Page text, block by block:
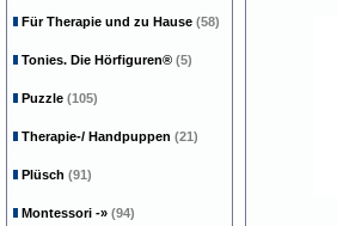
Für Therapie und zu Hause (58)
Tonies. Die Hörfiguren® (5)
Puzzle (105)
Therapie-/ Handpuppen (21)
Plüsch (91)
Montessori -» (94)